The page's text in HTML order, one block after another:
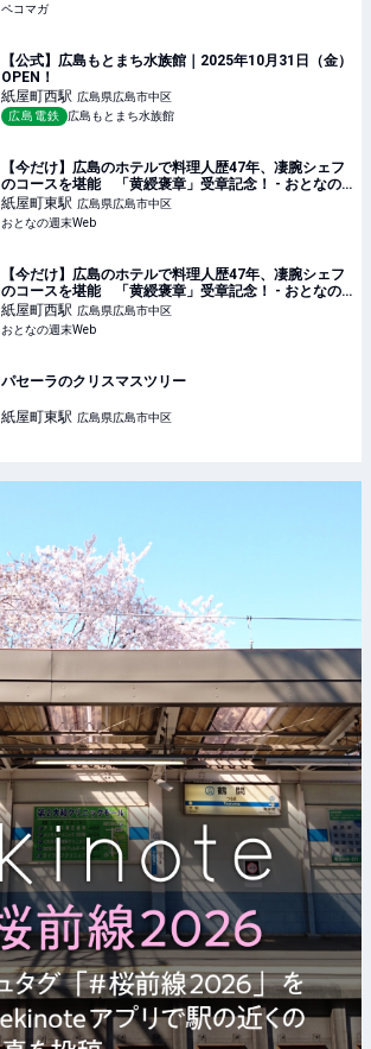
ペコマガ
【公式】広島もとまち水族館｜2025年10月31日（金）
OPEN！
紙屋町西駅 広島県広島市中区
広島電鉄
広島もとまち水族館
【今だけ】広島のホテルで料理人歴47年、凄腕シェフ
のコースを堪能 「黄綬褒章」受章記念！ - おとなの
週末Web
紙屋町東駅 広島県広島市中区
おとなの週末Web
【今だけ】広島のホテルで料理人歴47年、凄腕シェフ
のコースを堪能 「黄綬褒章」受章記念！ - おとなの
週末Web
紙屋町西駅 広島県広島市中区
おとなの週末Web
パセーラのクリスマスツリー
紙屋町東駅 広島県広島市中区